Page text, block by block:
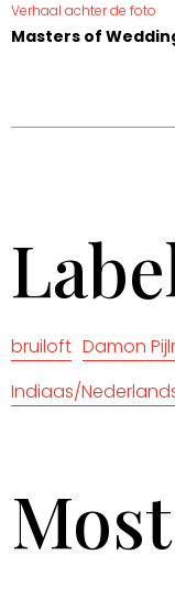
Verhaal achter de foto
Masters of
bruiloft Damon
Indiaas/